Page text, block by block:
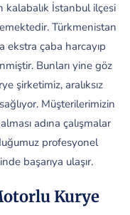
kalabalık İstanbul ilçesi
Türkmenistan
ekstra çaba harcayıp
Bunları yine göz
şirketimiz, aralıksız
Müşterilerimizin
adına çalışmalar
profesyonel
başarıya ulaşır.
Kurye